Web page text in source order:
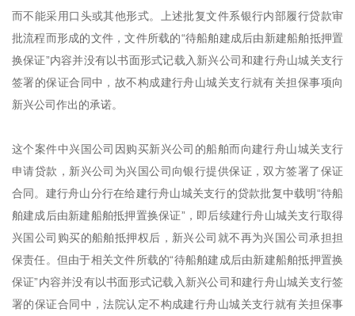
而不能采用口头或其他形式。上述批复文件系银行内部履行贷款审
批流程而形成的文件，文件所载的“待船舶建成后由新建船舶抵押置
换保证”内容并没有以书面形式记载入新兴公司和建行舟山城关支行
签署的保证合同中，故不构成建行舟山城关支行就有关担保事项向
新兴公司作出的承诺。
这个案件中兴国公司因购买新兴公司的船舶而向建行舟山城关支行
申请贷款，新兴公司为兴国公司向银行提供保证，双方签署了保证
合同。建行舟山分行在给建行舟山城关支行的贷款批复中载明“待船
舶建成后由新建船舶抵押置换保证”，即后续建行舟山城关支行取得
兴国公司购买的船舶抵押权后，新兴公司就不再为兴国公司承担担
保责任。但由于相关文件所载的“待船舶建成后由新建船舶抵押置换
保证”内容并没有以书面形式记载入新兴公司和建行舟山城关支行签
署的保证合同中，法院认定不构成建行舟山城关支行就有关担保事